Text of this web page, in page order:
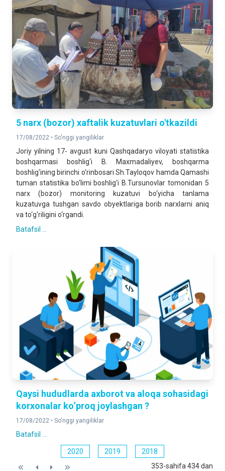
5 narx (bozor) xaftalik kuzatuvlari o'tkazildi
17/08/2022 • So'nggi yangiliklar
Joriy yilning 17- avgust kuni Qashqadaryo viloyati statistika
boshqarmasi boshlig‘i B. Maxmadaliyev, boshqarma
boshlig‘ining birinchi o‘rinbosari Sh.Tayloqov hamda Qamashi
tuman statistika bo‘limi boshlig‘i B.Tursunovlar tomonidan 5
narx (bozor) monitoring kuzatuvi bo‘yicha tanlama
kuzatuvga tushgan savdo obyektlariga borib narxlarni aniq
va to‘g‘riligini o‘rgandi.
Batafsil ...
Qaysi hududlarda axborot va aloqa sohasidagi
korxonalar ko‘proq joylashgan ?
17/08/2022 • So'nggi yangiliklar
Batafsil ...
353-sahifa 434 dan
2020 2019 2018